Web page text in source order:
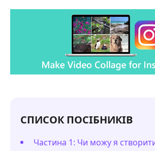
СПИСОК ПОСІБНИКІВ
Частина 1: Чи можу я